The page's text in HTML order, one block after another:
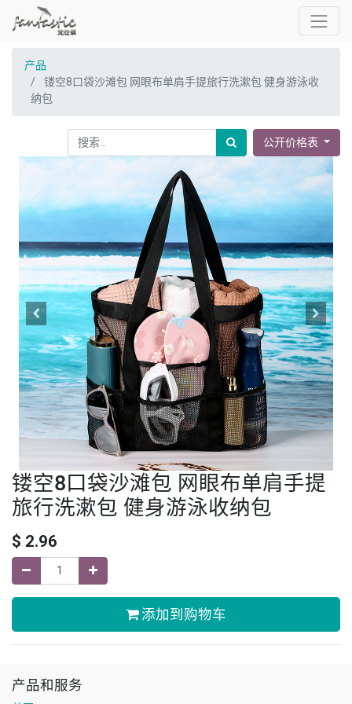
产品
镂空8口袋沙滩包 网眼布单肩手提旅行洗漱包 健身游泳收
纳包
公开价格表
镂空8口袋沙滩包 网眼布单肩手提
旅行洗漱包 健身游泳收纳包
$ 2.96
添加到购物车
产品和服务